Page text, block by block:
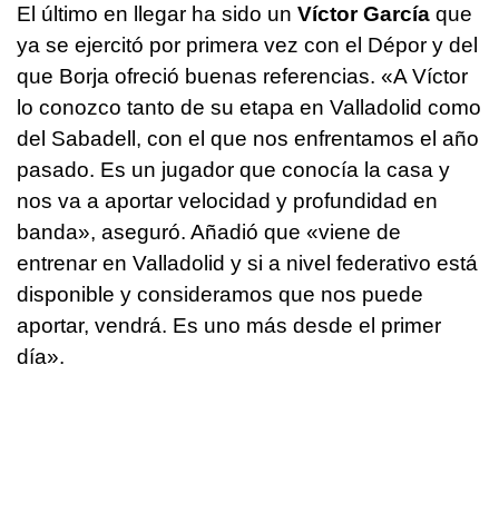
El último en llegar ha sido un Víctor García que
ya se ejercitó por primera vez con el Dépor y del
que Borja ofreció buenas referencias. «A Víctor
lo conozco tanto de su etapa en Valladolid como
del Sabadell, con el que nos enfrentamos el año
pasado. Es un jugador que conocía la casa y
nos va a aportar velocidad y profundidad en
banda», aseguró. Añadió que «viene de
entrenar en Valladolid y si a nivel federativo está
disponible y consideramos que nos puede
aportar, vendrá. Es uno más desde el primer
día».